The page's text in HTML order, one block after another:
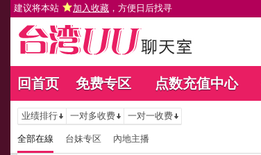
建议将本站 加入收藏 ，方便日后找寻
回首页 免费专区 点数充值中心
业绩排行 一对多收费 一对一收费
全部在線 台妹专区 內地主播